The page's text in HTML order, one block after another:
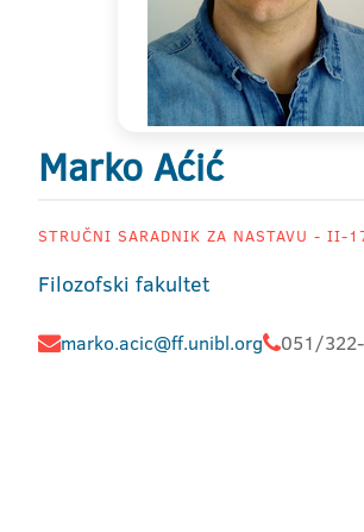
Marko Aćić
STRUČNI SARADNIK ZA NASTAVU - II-
Filozofski fakultet
marko.acic@ff.unibl.org 051/